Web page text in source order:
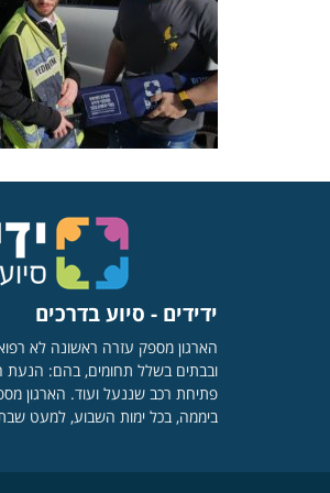
ידידים - סיוע בדרכים
הארגון מספק עזרה ראשונה לא
ובבתים בשלל תחומים, בהם: הנעת
ביממה, בכל ימות השבוע, למעט